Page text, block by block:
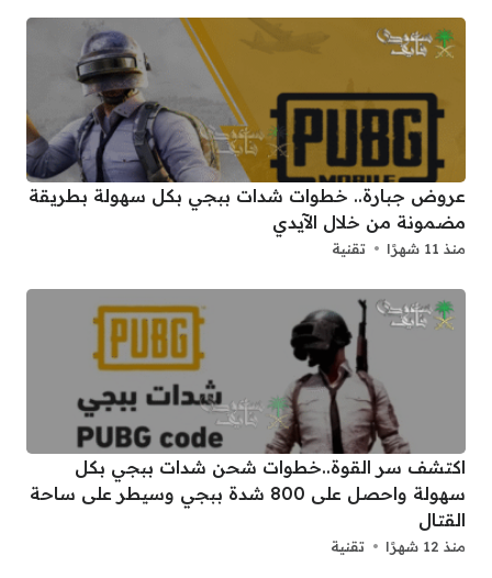
عروض جبارة.. خطوات شدات ببجي بكل سهولة بطريقة
مضمونة من خلال الآيدي
منذ 11 شهرًا تقنية
اكتشف سر القوة..خطوات شحن شدات ببجي بكل
سهولة واحصل على 800 شدة ببجي وسيطر على ساحة
القتال
منذ 12 شهرًا تقنية